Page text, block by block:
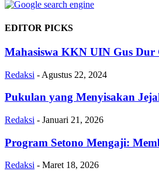
EDITOR PICKS
Mahasiswa KKN UIN Gus Dur
Redaksi - Agustus 22, 2024
Pukulan yang Menyisakan
Redaksi - Januari 21, 2026
Program Setono Mengaji:
Redaksi - Maret 18, 2026